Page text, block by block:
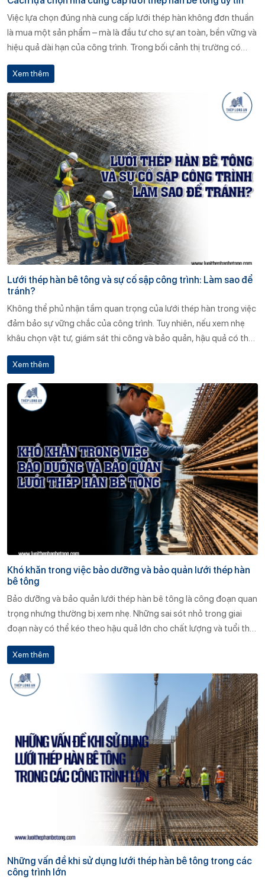
Việc lựa chọn đúng nhà cung cấp lưới thép hàn không đơn thuần
là mua một sản phẩm – mà là đầu tư cho sự an toàn, bền vững và
hiệu quả dài hạn của công trình. Trong bối cảnh thị trường có
nhiều nhà cung cấp không rõ nguồn gốc, không kiểm định chất
lượng, việc chọn đúng đơn vị như Thép Long An sẽ giúp bạn giảm
thiểu rủi ro tối đa.
Xem thêm
Lưới thép hàn bê tông và sự cố sập công trình: Làm sao để
tránh?
Không thể phủ nhận tầm quan trọng của lưới thép hàn trong việc
đảm bảo sự vững chắc của công trình. Tuy nhiên, nếu xem nhẹ
khâu chọn vật tư, giám sát thi công và bảo quản, hậu quả có thể
rất nghiêm trọng – từ rạn nứt kết cấu cho đến sập đổ toàn phần.
Xem thêm
Khó khăn trong việc bảo dưỡng và bảo quản lưới thép hàn
bê tông
Bảo dưỡng và bảo quản lưới thép hàn bê tông là công đoạn quan
trọng nhưng thường bị xem nhẹ. Những sai sót nhỏ trong giai
đoạn này có thể kéo theo hậu quả lớn cho chất lượng và tuổi thọ
công trình. Chủ đầu tư, nhà thầu cần nâng cao nhận thức, đầu tư
kho bãi đúng chuẩn và lựa chọn nhà cung cấp uy tín như Thép
Long An để đảm bảo hiệu quả sử dụng vật liệu ở mức cao nhất.
Xem thêm
Những vấn đề khi sử dụng lưới thép hàn bê tông trong các
công trình lớn